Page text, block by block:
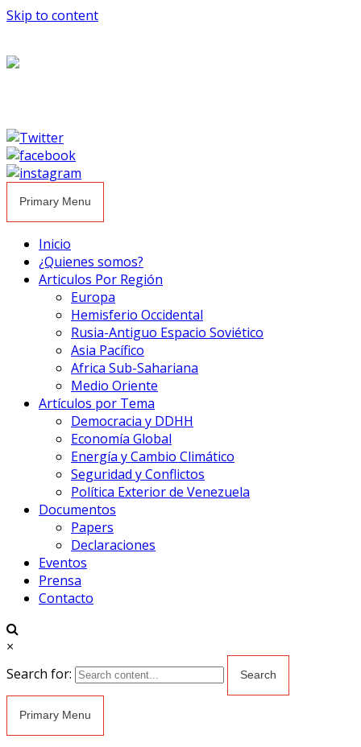
Skip to content
Primary Menu
Inicio
¿Quienes somos?
Articulos Por Región
Europa
Hemisferio Occidental
Rusia-Antiguo Espacio Soviético
Asia Pacífico
Africa Sub-Sahariana
Medio Oriente
Artículos por Tema
Democracia y DDHH
Economía Global
Energía y Cambio Climático
Seguridad y Conflictos
Política Exterior de Venezuela
Documentos
Papers
Declaraciones
Eventos
Prensa
Contacto
×
Search for:
Primary Menu